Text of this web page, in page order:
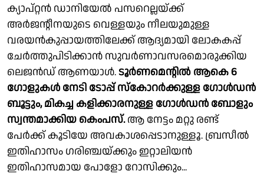
ക്യാപ്റ്റൻ ഡാനിയേൽ പസറെല്ലയ്ക്ക്
അർജൻ്റീനയുടെ വെള്ളയും നീലയുമുള്ള
വരയൻകുപ്പായത്തിലേക്ക് ആദ്യമായി ലോകകപ്പ്
ചേർത്തുപിടിക്കാൻ സുവർണാവസരമൊരുക്കിയ
ലെജൻഡ് ആണയാൾ.ടൂർണമെൻ്റിൽ ആകെ 6
ഗോളുകൾ നേടി ടോപ്പ് സ്‌കോറർക്കുള്ള ഗോൾഡൻ
ബൂട്ടും, മികച്ച കളിക്കാരനുള്ള ഗോൾഡൻ ബോളും
സ്വന്തമാക്കിയ കെംപസ്.ആ നേട്ടം മറ്റു രണ്ട്
പേർക്ക് കൂടിയേ അവകാശപ്പെടാനുള്ളൂ. ബ്രസീൽ
ഇതിഹാസം ഗരിഞ്ചയ്ക്കും ഇറ്റാലിയൻ
ഇതിഹാസമായ പോളോ റോസിക്കും...